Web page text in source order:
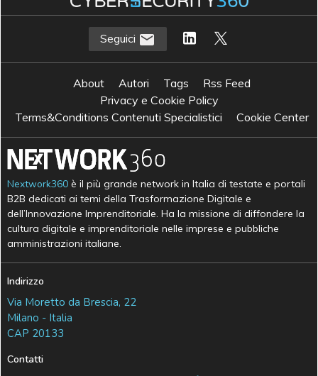
Seguici
About Autori Tags
Rss Feed
Privacy e Cookie Policy
Terms&Conditions Contenuti Specialistici
Cookie Center
Nextwork360 è il più grande network in Italia di testate e portali
B2B dedicati ai temi della Trasformazione Digitale e
dell’Innovazione Imprenditoriale. Ha la missione di diffondere la
cultura digitale e imprenditoriale nelle imprese e pubbliche
amministrazioni italiane.
Indirizzo
Via Moretto da Brescia, 22
Milano - Italia
CAP 20133
Contatti